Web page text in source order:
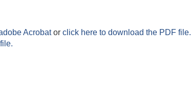
Acrobator click here to download the PDF file.